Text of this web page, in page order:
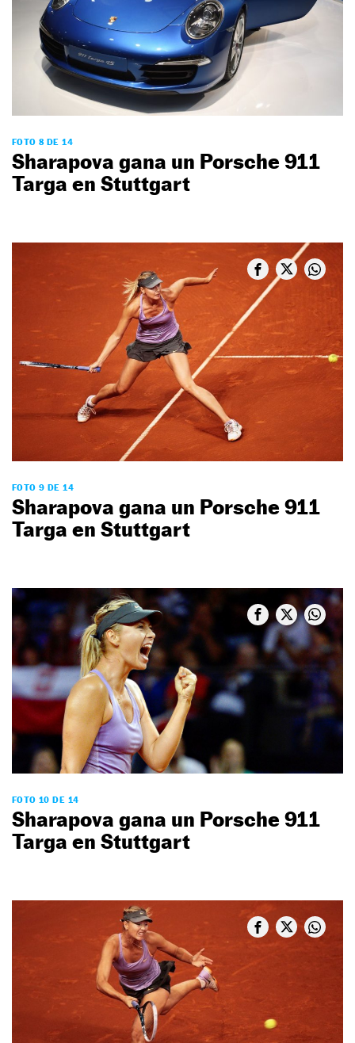
FOTO 8 DE 14
Sharapova gana un Porsche 911
Targa en Stuttgart
FOTO 9 DE 14
Sharapova gana un Porsche 911
Targa en Stuttgart
FOTO 10 DE 14
Sharapova gana un Porsche 911
Targa en Stuttgart